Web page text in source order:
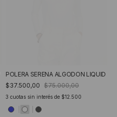
POLERA SERENA ALGODON LIQUID
$37.500,00 $75.000,00
3 cuotas sin interés de $12.500